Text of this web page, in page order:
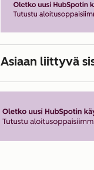
Asiaan liittyvä